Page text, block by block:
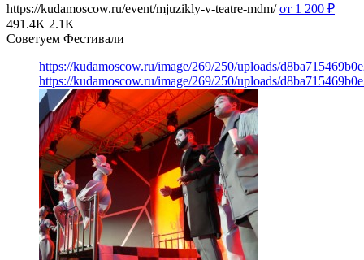
https://kudamoscow.ru/event/mjuzikly-v-teatre-mdm/ от 1 200 ₽
491.4K 2.1K
Советуем Фестивали
https://kudamoscow.ru/image/269/250/uploads/
https://kudamoscow.ru/image/269/250/uploads/